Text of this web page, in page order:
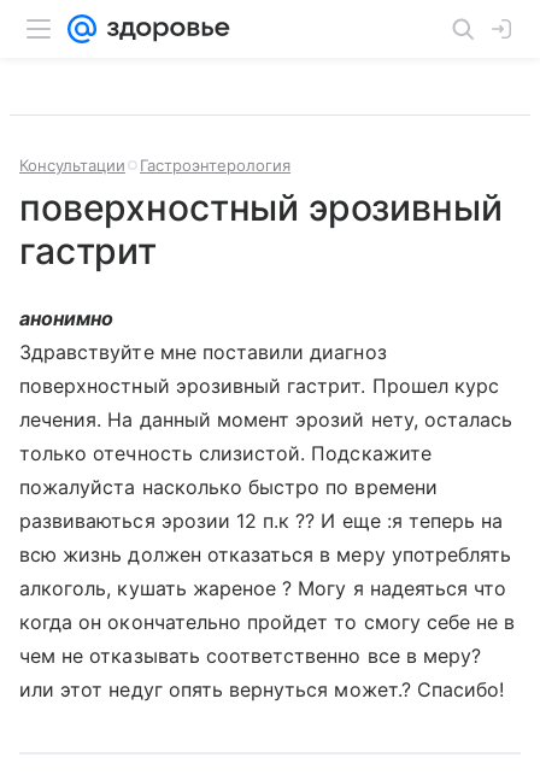
Консультации Гастроэнтерология
поверхностный эрозивный
гастрит
анонимно
Здравствуйте мне поставили диагноз
поверхностный эрозивный гастрит. Прошел курс
лечения. На данный момент эрозий нету, осталась
только отечность слизистой. Подскажите
пожалуйста насколько быстро по времени
развиваються эрозии 12 п.к ?? И еще :я теперь на
всю жизнь должен отказаться в меру употреблять
алкоголь, кушать жареное ? Могу я надеяться что
когда он окончательно пройдет то смогу себе не в
чем не отказывать соответственно все в меру?
или этот недуг опять вернуться может.? Cпасибо!